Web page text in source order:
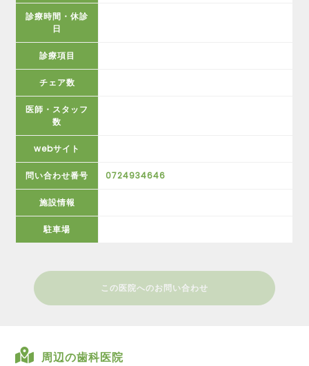
診療時間・休診
日
診療項目
チェア数
医師・スタッフ
数
webサイト
問い合わせ番号 0724934646
施設情報
駐車場
この医院へのお問い合わせ
周辺の歯科医院